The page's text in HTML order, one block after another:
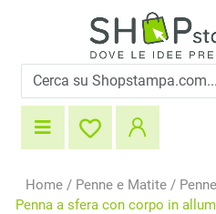
Home / Penne e Matite /
Penna a sfera con corpo in